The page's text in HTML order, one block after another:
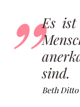
Es ist
sind.
Beth Ditto